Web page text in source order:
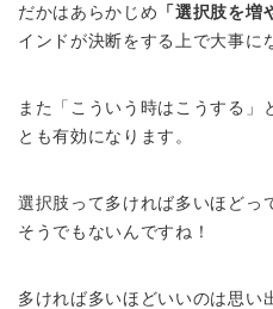
だかはあらかじめ 「選択肢を増
インドが決断をする上で大事に
また「こういう時はこうする」
とも有効になります。
選択肢って多ければ多いほどっ
そうでもないんですね！
多ければ多いほどいいのは思い